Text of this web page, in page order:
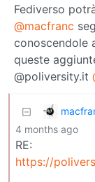
Fediverso
@macfranc
conoscendole
queste
@poliversity.it
4 months ago
RE:
https://